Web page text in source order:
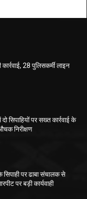
28 पुलिसकर्मी लाइन
सिपाहियों पर सख्त कार्रवाई के
निरीक्षण
पर ढाबा संचालक से
पर बड़ी कार्यवाही